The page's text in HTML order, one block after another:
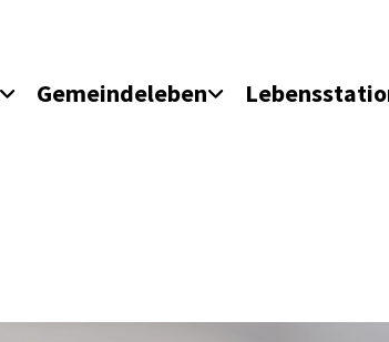
Gemeindeleben